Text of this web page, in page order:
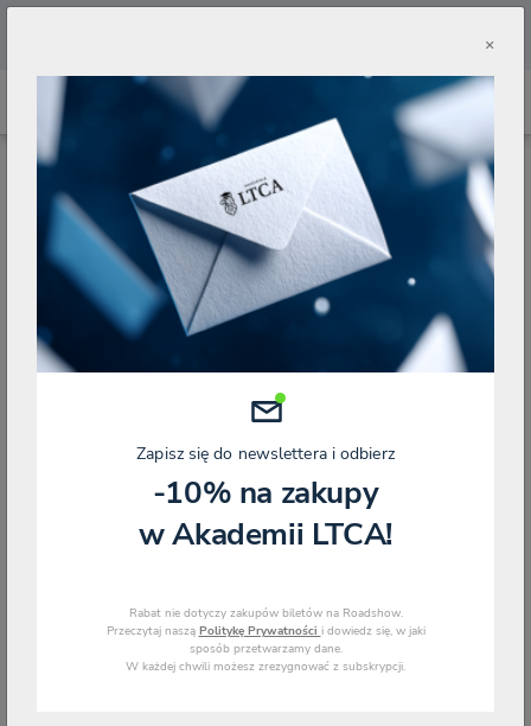
Wyszukaj wydarzenie
Wszystko Na żywo Nagrania
Wybierz prowadzącego
×
Zapisz się do newslettera i odbierz
-10% na zakupy
w Akademii LTCA!
Rabat nie dotyczy zakupów biletów na Roadshow.
Przeczytaj naszą Politykę Prywatności i dowiedz się, w jaki
sposób przetwarzamy dane.
W każdej chwili możesz zrezygnować z subskrypcji.